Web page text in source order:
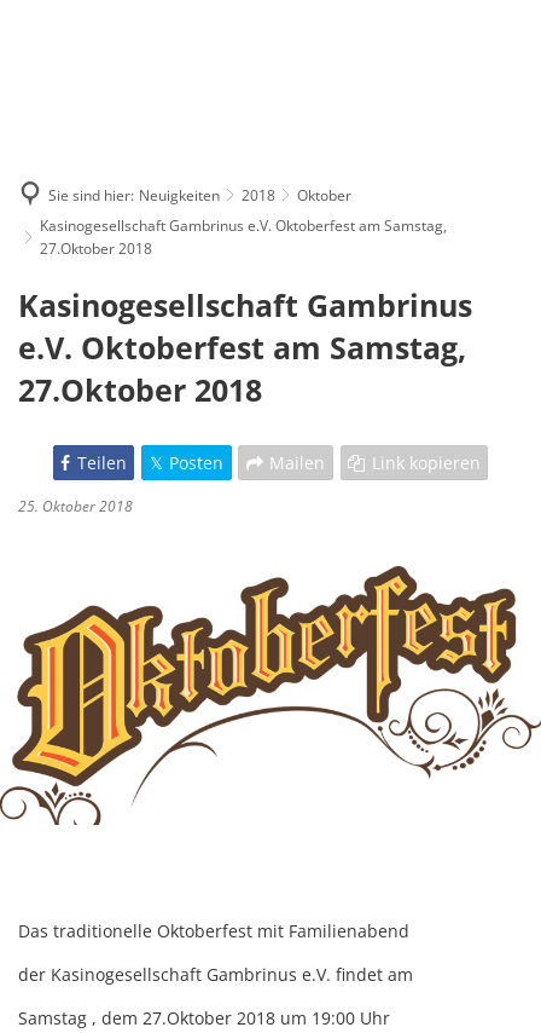
Sie sind hier: Neuigkeiten 2018
Oktober
Kasinogesellschaft Gambrinus e.V. Oktoberfest am Samstag,
27.Oktober 2018
Kasinogesellschaft Gambrinus
e.V. Oktoberfest am Samstag,
27.Oktober 2018
Teilen Posten Mailen Link kopieren
25. Oktober 2018
Das traditionelle Oktoberfest mit Familienabend
der Kasinogesellschaft Gambrinus e.V. findet am
Samstag , dem 27.Oktober 2018 um 19:00 Uhr